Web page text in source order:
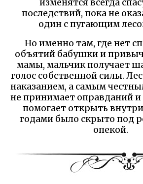
изменятся всегда
последствий, пока не
один с пугающим
Но именно там, где нет
объятий бабушки и
мамы, мальчик получает
голос собственной силы.
наказанием, а самым
не принимает оправданий и
помогает открыть внутри
годами было скрыто под
опекой.